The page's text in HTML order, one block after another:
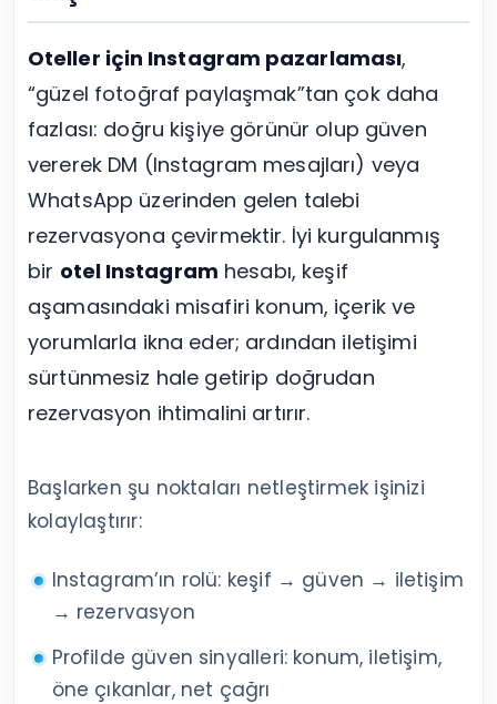
Oteller için Instagram pazarlaması,
“güzel fotoğraf paylaşmak”tan çok daha
fazlası: doğru kişiye görünür olup güven
vererek DM (Instagram mesajları) veya
WhatsApp üzerinden gelen talebi
rezervasyona çevirmektir. İyi kurgulanmış
bir otel Instagram hesabı, keşif
aşamasındaki misafiri konum, içerik ve
yorumlarla ikna eder; ardından iletişimi
sürtünmesiz hale getirip doğrudan
rezervasyon ihtimalini artırır.
Başlarken şu noktaları netleştirmek işinizi
kolaylaştırır:
Instagram’ın rolü: keşif → güven → iletişim
→ rezervasyon
Profilde güven sinyalleri: konum, iletişim,
öne çıkanlar, net çağrı